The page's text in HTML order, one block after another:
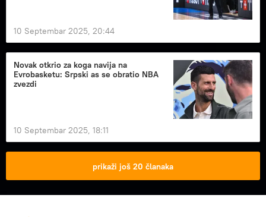
10 Septembar 2025, 20:44
Novak otkrio za koga navija na
Evrobasketu: Srpski as se obratio NBA
zvezdi
10 Septembar 2025, 18:11
prikaži još 20 članaka